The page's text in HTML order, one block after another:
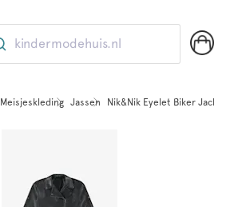
kindermodehuis.nl
Meisjeskleding Jassen Nik&Nik Eyelet Biker Jacket